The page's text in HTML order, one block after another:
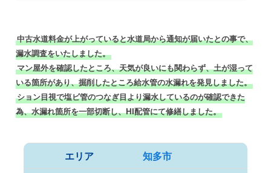
中古水道料金が上がっていると水道局から通知が届いたとの事で、
漏水調査をいたしました。
マン屋外を確認したところ、天気が良いにも関わらず、土が湿って
いる箇所があり、掘削したところ給水管の水漏れを発見しました。
ション目視で塩ビ管のつなぎ目より漏水しているのが確認できた
為、水漏れ箇所を一部切断し、HI配管にて修繕しました。
エリア
知多市